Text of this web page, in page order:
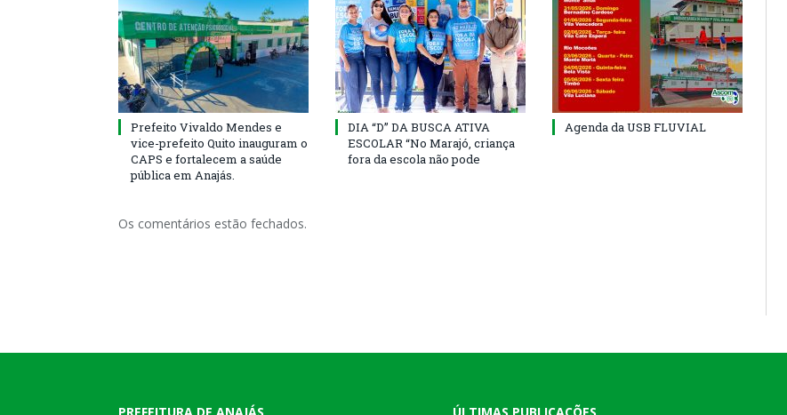
Prefeito Vivaldo Mendes e
vice-prefeito Quito inauguram o
CAPS e fortalecem a saúde
pública em Anajás.
DIA “D” DA BUSCA ATIVA
ESCOLAR “No Marajó, criança
fora da escola não pode
Agenda da USB FLUVIAL
Os comentários estão fechados.